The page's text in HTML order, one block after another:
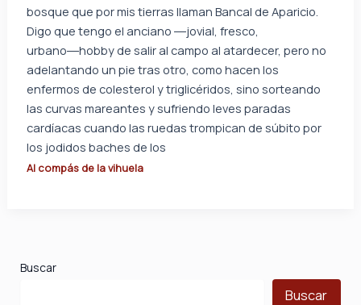
bosque que por mis tierras llaman Bancal de Aparicio.
Digo que tengo el anciano ―jovial, fresco,
urbano―hobby de salir al campo al atardecer, pero no
adelantando un pie tras otro, como hacen los
enfermos de colesterol y triglicéridos, sino sorteando
las curvas mareantes y sufriendo leves paradas
cardíacas cuando las ruedas trompican de súbito por
los jodidos baches de los
Al compás de la vihuela
Buscar
Buscar